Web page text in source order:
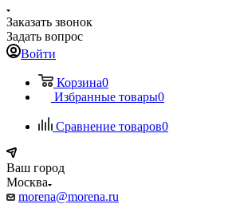
Заказать звонок
Задать вопрос
Войти
Корзина0
Избранные товары0
Сравнение товаров0
Ваш город
Москва
morena@morena.ru